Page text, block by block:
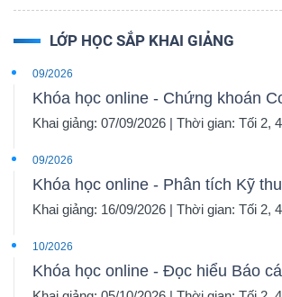
LỚP HỌC SẮP KHAI GIẢNG
09/2026
Khóa học online - Chứng khoán
Khai giảng: 07/09/2026 | Thời gian: Tối 2,
09/2026
Khóa học online - Phân tích Kỹ
Khai giảng: 16/09/2026 | Thời gian: Tối 2,
10/2026
Khóa học online - Đọc hiểu Báo